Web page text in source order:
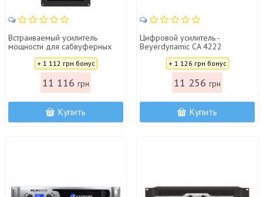
Встраиваемый усилитель
мощности для сабвуферных
DX1800M+ 1 112 грн бонус
11 116 грн
Купить
Цифровой усилитель -
Beyerdynamic CA 4222
+ 1 126 грн бонус
11 256 грн
Купить